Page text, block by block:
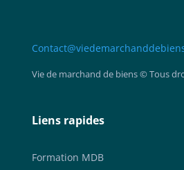
Vie de marchand de biens © Tous
Liens rapides
Formation MDB